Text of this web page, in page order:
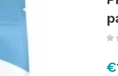
€